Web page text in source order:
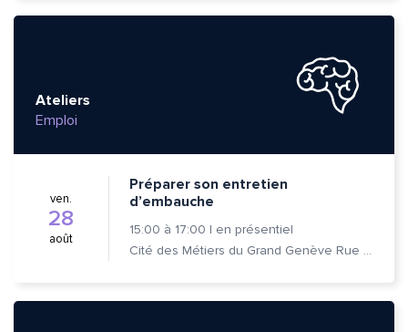
Ateliers
Emploi
ven.
28
août
Préparer son entretien
d’embauche
15:00 à 17:00 | en présentiel
Cité des Métiers du Grand Genève Rue Prévost-Martin 6 1205 Genève